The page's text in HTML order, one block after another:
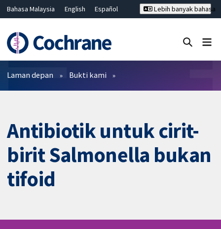
Bahasa Malaysia English
Español
Hrvatski
Deutsch ไทย
繁體中文
简体中文
Lebih banyak bahasa
Penapis
Laman depan Bukti kami
Antibiotik untuk cirit-
birit Salmonella bukan
tifoid